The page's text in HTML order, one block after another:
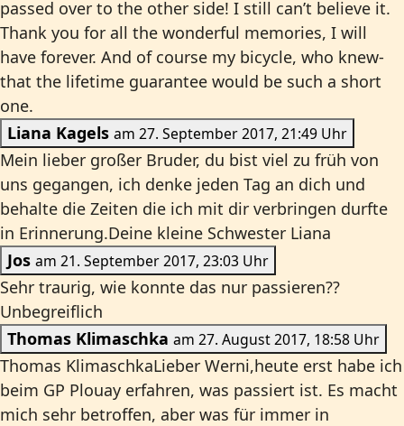
passed over to the other side! I still can’t believe it.
Thank you for all the wonderful memories, I will
have forever. And of course my bicycle, who knew-
that the lifetime guarantee would be such a short
one.
Liana Kagels
am 27. September 2017, 21:49 Uhr
Mein lieber großer Bruder, du bist viel zu früh von
uns gegangen, ich denke jeden Tag an dich und
behalte die Zeiten die ich mit dir verbringen durfte
in Erinnerung.Deine kleine Schwester Liana
Jos
am 21. September 2017, 23:03 Uhr
Sehr traurig, wie konnte das nur passieren??
Unbegreiflich
Thomas Klimaschka
am 27. August 2017, 18:58 Uhr
Thomas KlimaschkaLieber Werni,heute erst habe ich
beim GP Plouay erfahren, was passiert ist. Es macht
mich sehr betroffen, aber was für immer in